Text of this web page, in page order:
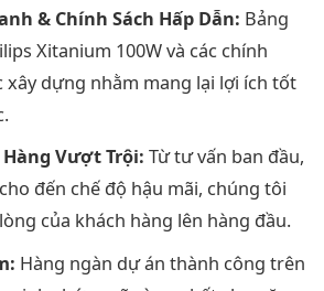
& Chính Sách Hấp Dẫn: Bảng
Xitanium 100W và các chính
xây dựng nhằm mang lại lợi ích tốt
Vượt Trội: Từ tư vấn ban đầu,
đến chế độ hậu mãi, chúng tôi
của khách hàng lên hàng đầu.
Hàng ngàn dự án thành công trên